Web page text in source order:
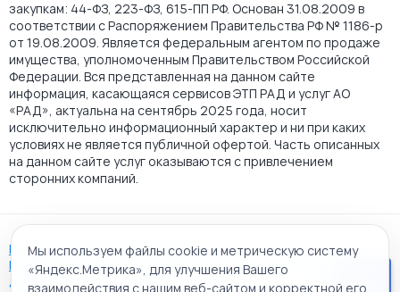
закупкам: 44-ФЗ, 223-ФЗ, 615-ПП РФ. Основан 31.08.2009 в
соответствии с Распоряжением Правительства РФ № 1186-р
от 19.08.2009. Является федеральным агентом по продаже
имущества, уполномоченным Правительством Российской
Федерации. Вся представленная на данном сайте
информация, касающаяся сервисов ЭТП РАД и услуг АО
«РАД», актуальна на сентябрь 2025 года, носит
исключительно информационный характер и ни при каких
условиях не является публичной офертой. Часть описанных
на данном сайте услуг оказываются с привлечением
сторонних компаний.
Пользовательское соглашение
Политика АО "РАД" в отношении обработки персональных
данных
Мы используем файлы cookie и метрическую систему
«Яндекс.Метрика», для улучшения Вашего
взаимодействия с нашим веб-сайтом и корректной его